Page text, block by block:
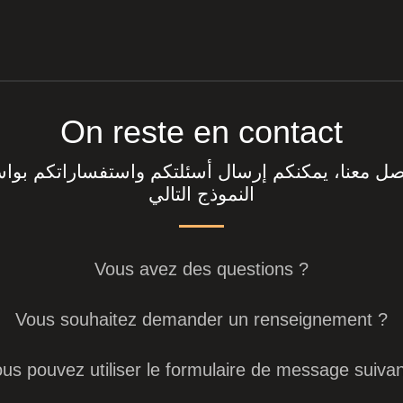
On reste en contact
معنا، يمكنكم إرسال أسئلتكم واستفساراتكم
النموذج التالي
Vous avez des questions ?
Vous souhaitez demander un renseignement ?
pouvez utiliser le formulaire de message